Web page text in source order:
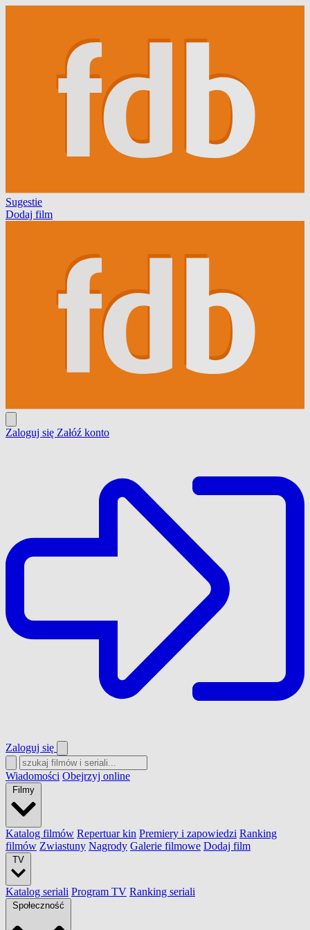
Sugestie
Dodaj film
Zaloguj się Załóź konto
Zaloguj się
Wiadomości Obejrzyj online
Filmy
Katalog filmów Repertuar kin Premiery i zapowiedzi Ranking
filmów Zwiastuny Nagrody Galerie filmowe Dodaj film
TV
Katalog seriali Program TV Ranking seriali
Społeczność